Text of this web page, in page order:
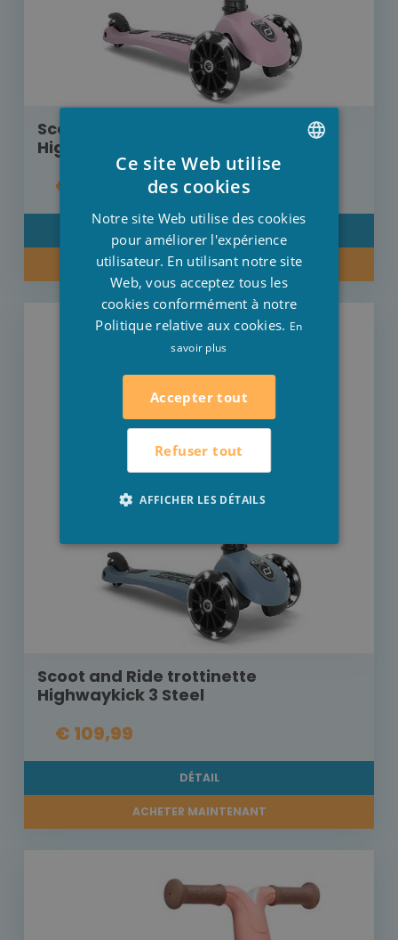
Scoot and Ride trottinette
Highwaykick 3 Rose
€ 109,99
PRÉCOMMANDE
Scoot and Ride trottinette
Highwaykick 3 Steel
€ 109,99
DÉTAIL
ACHETER MAINTENANT
ENGLISH
Ce site Web utilise
des cookies
Notre site Web utilise des cookies
pour améliorer l'expérience
utilisateur. En utilisant notre site
Web, vous acceptez tous les
cookies conformément à notre
Politique relative aux cookies. En
savoir plus
Accepter tout
Refuser tout
AFFICHER LES DÉTAILS